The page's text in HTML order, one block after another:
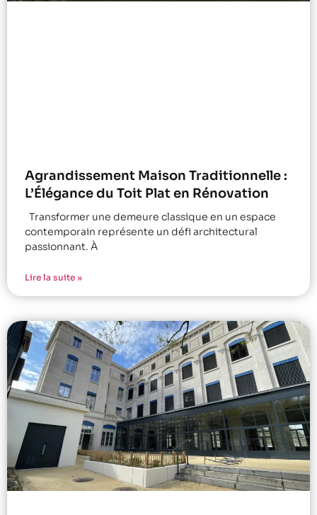
Agrandissement Maison Traditionnelle :
L’Élégance du Toit Plat en Rénovation
Transformer une demeure classique en un espace
contemporain représente un défi architectural
passionnant. À
Lire la suite »